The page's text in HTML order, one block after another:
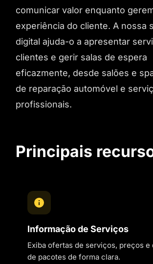
comunicar valor enquanto
experiência do cliente. A nossa
digital ajuda-o a apresentar
clientes e gerir salas de espera
eficazmente, desde salões e
de reparação automóvel e
profissionais.
Principais
Informação de Serviços
Exiba ofertas de serviços, preços e
de pacotes de forma clara.